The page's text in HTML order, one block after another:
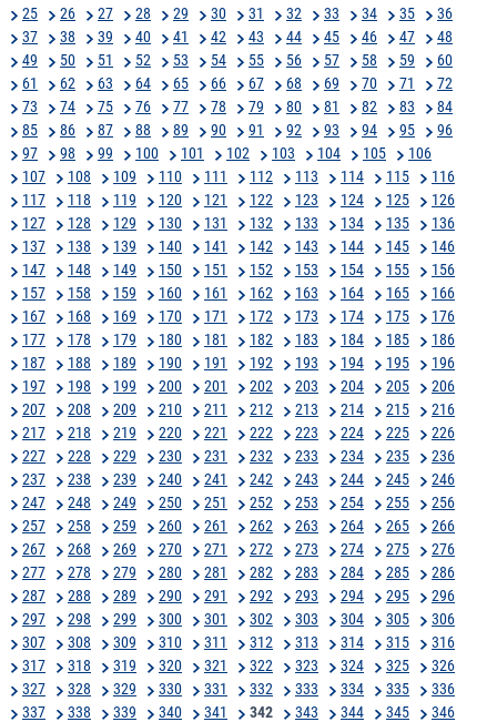
25
26 27 28 29 30 31 32 33 34 35
36
37
38 39 40 41 42 43 44 45 46 47
48
49
50 51 52 53 54 55 56 57 58 59
60
61
62 63 64 65 66 67 68 69 70 71
72
73
74 75 76 77 78 79 80 81 82 83
84
85
86 87 88 89 90 91 92 93 94 95
96
97
98 99 100 101 102 103 104 105
106
107
108 109 110 111 112 113 114 115
116
117
118 119 120 121 122 123 124 125
126
127
128 129 130 131 132 133 134 135
136
137
138 139 140 141 142 143 144 145
146
147
148 149 150 151 152 153 154 155
156
157
158 159 160 161 162 163 164 165
166
167
168 169 170 171 172 173 174 175
176
177
178 179 180 181 182 183 184 185
186
187
188 189 190 191 192 193 194 195
196
197
198 199 200 201 202 203 204 205
206
207
208 209 210 211 212 213 214 215
216
217
218 219 220 221 222 223 224 225
226
227
228 229 230 231 232 233 234 235
236
237
238 239 240 241 242 243 244 245
246
247
248 249 250 251 252 253 254 255
256
257
258 259 260 261 262 263 264 265
266
267
268 269 270 271 272 273 274 275
276
277
278 279 280 281 282 283 284 285
286
287
288 289 290 291 292 293 294 295
296
297
298 299 300 301 302 303 304 305
306
307
308 309 310 311 312 313 314 315
316
317
318 319 320 321 322 323 324 325
326
327
328 329 330 331 332 333 334 335
336
337
338 339 340 341 342 343 344 345
346